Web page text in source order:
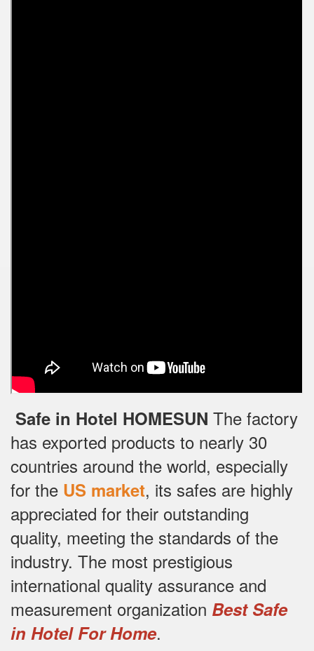
Safe in Hotel HOMESUN The factory
has exported products to nearly 30
countries around the world, especially
for the US market, its safes are highly
appreciated for their outstanding
quality, meeting the standards of the
industry. The most prestigious
international quality assurance and
measurement organization Best Safe
in Hotel For Home.